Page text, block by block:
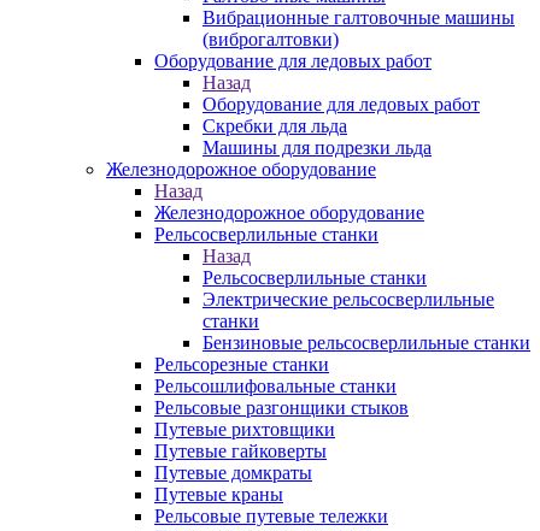
Вибрационные галтовочные машины
(виброгалтовки)
Оборудование для ледовых работ
Назад
Оборудование для ледовых работ
Скребки для льда
Машины для подрезки льда
Железнодорожное оборудование
Назад
Железнодорожное оборудование
Рельсосверлильные станки
Назад
Рельсосверлильные станки
Электрические рельсосверлильные
станки
Бензиновые рельсосверлильные станки
Рельсорезные станки
Рельсошлифовальные станки
Рельсовые разгонщики стыков
Путевые рихтовщики
Путевые гайковерты
Путевые домкраты
Путевые краны
Рельсовые путевые тележки